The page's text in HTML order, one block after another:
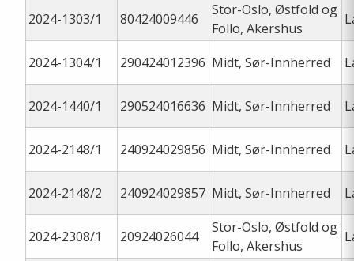
2024-1303/1 80424009446
Stor-Oslo, Østfold og
Follo, Akershus
2024-1304/1 290424012396 Midt, Sør-Innherred
2024-1440/1 290524016636 Midt, Sør-Innherred
2024-2148/1 240924029856 Midt, Sør-Innherred
2024-2148/2 240924029857 Midt, Sør-Innherred
2024-2308/1 20924026044
Stor-Oslo, Østfold og
Follo, Akershus